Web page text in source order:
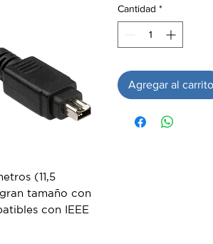
(11,5
tamaño con
con IEEE
Cantidad *
Agregar al carrito